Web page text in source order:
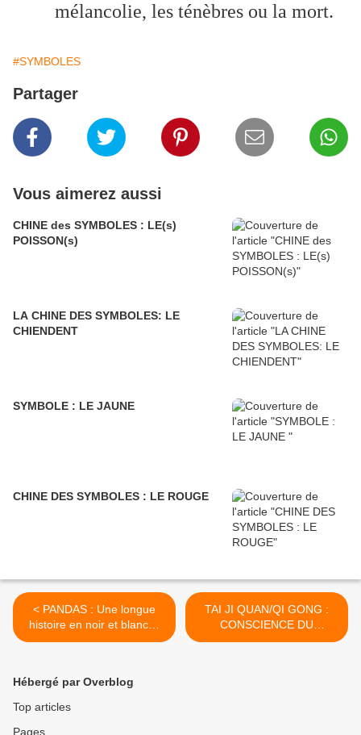
mélancolie, les ténèbres ou la mort.
#SYMBOLES
Partager
Vous aimerez aussi
CHINE des SYMBOLES : LE(s)
POISSON(s)
LA CHINE DES SYMBOLES: LE
CHIENDENT
SYMBOLE : LE JAUNE
CHINE DES SYMBOLES : LE ROUGE
< PANDAS : Une longue
histoire en noir et blanc…
TAI JI QUAN/QI GONG :
CONSCIENCE DU
MOUVEMENT. >
Hébergé par Overblog
Top articles
Pages